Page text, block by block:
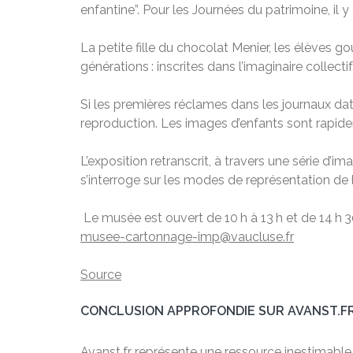
enfantine”. Pour les Journées du patrimoine,
La petite fille du chocolat Menier, les élèves
générations : inscrites dans l’imaginaire
Si les premières réclames dans les journaux
reproduction. Les images d’enfants sont
L’exposition retranscrit, à travers une série
s’interroge sur les modes de représentation de
Le musée est ouvert de 10 h à 13 h et de 14 h
musee-cartonnage-imp@vaucluse.fr
Source
CONCLUSION APPROFONDIE SUR